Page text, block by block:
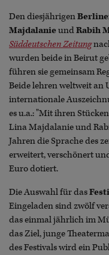
Den diesjährigen
MajdalanieundRabih
Süddeutschen Zeitung
wurden beide in Beirut
führen sie gemeinsam
Beide lehren weltweit an
internationale
es u.a.: "Mit ihren
Lina Majdalanie und
Jahren die Sprache des
erweitert, verschönert
Euro dotiert.
Die Auswahl für das
Eingeladen sind zwölf
das einmal jährlich im
das Ziel, junge
des Festivals wird ein